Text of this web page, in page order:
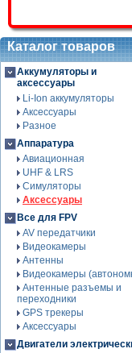
Каталог товаров
Аккумуляторы и
аксессуары
Li-Ion аккумуляторы
Аксессуары
Разное
Аппаратура
Авиационная
UHF & LRS
Симуляторы
Аксессуары
Все для FPV
AV передатчики
Видеокамеры
Антенны
Видеокамеры
Антенные разъемы и
переходники
GPS трекеры
Аксессуары
Двигатели